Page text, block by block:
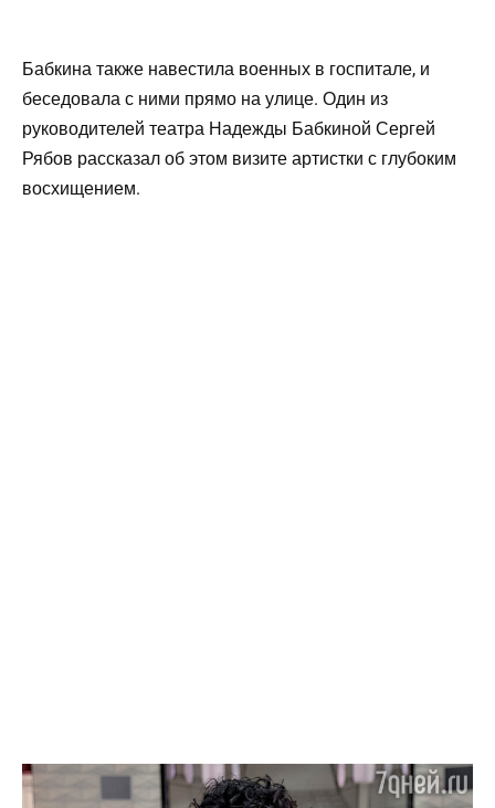
Бабкина также навестила военных в госпитале, и
беседовала с ними прямо на улице. Один из
руководителей театра Надежды Бабкиной Сергей
Рябов рассказал об этом визите артистки с глубоким
восхищением.